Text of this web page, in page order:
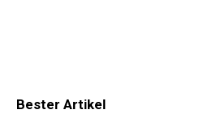
Bester Artikel